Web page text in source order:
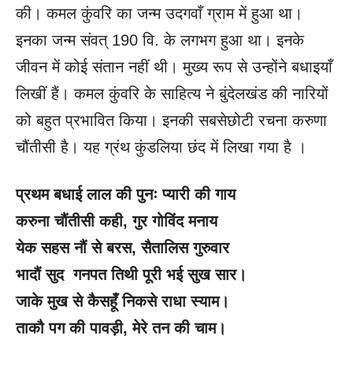
की। कमल कुंवरि का जन्म उदगवाँ ग्राम में हुआ था।
इनका जन्म संवत् 190 वि. के लगभग हुआ था। इनके
जीवन में कोई संतान नहीं थी। मुख्य रूप से उन्होंने बधाइयाँ
लिखीं हैं। कमल कुंवरि के साहित्य ने बुंदेलखंड की नारियों
को बहुत प्रभावित किया। इनकी सबसेछोटी रचना करुणा
चौंतीसी है। यह ग्रंथ कुंडलिया छंद में लिखा गया है ।
प्रथम बधाई लाल की पुनः प्यारी की गाय
करुना चौंतीसी कही, गुर गोविंद मनाय
येक सहस नौं से बरस, सैतालिस गुरुवार
भादौं सुद गनपत तिथी पूरी भई सुख सार।
जाके मुख से कैसहूँ निकसे राधा स्याम।
ताकौ पग की पावड़ी, मेरे तन की चाम।